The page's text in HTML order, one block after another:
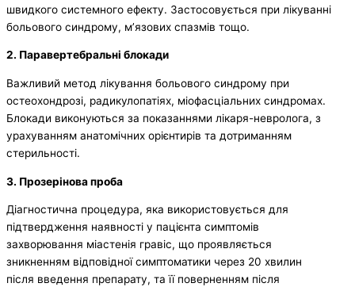
швидкого системного ефекту. Застосовується при лікуванні
больового синдрому, м’язових спазмів тощо.
2. Паравертебральні блокади
Важливий метод лікування больового синдрому при
остеохондрозі, радикулопатіях, міофасціальних синдромах.
Блокади виконуються за показаннями лікаря-невролога, з
урахуванням анатомічних орієнтирів та дотриманням
стерильності.
3. Прозерінова проба
Діагностична процедура, яка використовується для
підтвердження наявності у пацієнта симптомів
захворювання міастенія гравіс, що проявляється
зникненням відповідної симптоматики через 20 хвилин
після введення препарату, та її поверненням після